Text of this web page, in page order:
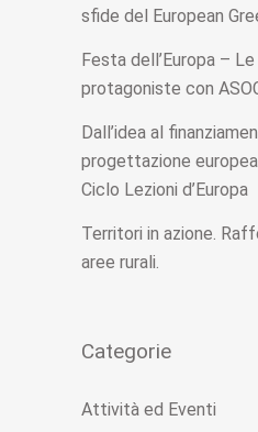
sfide del European
Festa dell’Europa –
protagoniste con
Dall’idea al
progettazione europea
Ciclo Lezioni d’Europa
Territori in azione.
aree rurali.
Categorie
Attività ed Eventi